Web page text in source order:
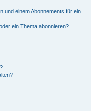
und einem Abonnements für ein
ein Thema abonnieren?